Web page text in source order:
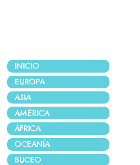
INICIO
EUROPA
ASIA
AMÉRICA
ÁFRICA
OCEANÍA
BUCEO